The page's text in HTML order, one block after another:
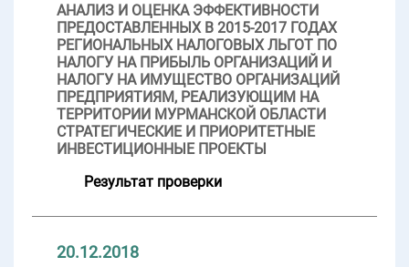
АНАЛИЗ И ОЦЕНКА ЭФФЕКТИВНОСТИ
ПРЕДОСТАВЛЕННЫХ В 2015-2017 ГОДАХ
РЕГИОНАЛЬНЫХ НАЛОГОВЫХ ЛЬГОТ ПО
НАЛОГУ НА ПРИБЫЛЬ ОРГАНИЗАЦИЙ И
НАЛОГУ НА ИМУЩЕСТВО ОРГАНИЗАЦИЙ
ПРЕДПРИЯТИЯМ, РЕАЛИЗУЮЩИМ НА
ТЕРРИТОРИИ МУРМАНСКОЙ ОБЛАСТИ
СТРАТЕГИЧЕСКИЕ И ПРИОРИТЕТНЫЕ
ИНВЕСТИЦИОННЫЕ ПРОЕКТЫ
Результат проверки
20.12.2018